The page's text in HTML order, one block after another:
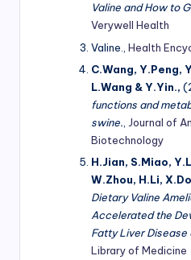
Valine and How to
Verywell Health
Valine., Health
C.Wang, Y.Peng,
L.Wang & Y.Yin.,
functions and
swine. Journal of
Biotechnology
H.Jian, S.Miao,
W.Zhou, H.Li,
Dietary Valine
Accelerated the
Fatty Liver Disease
Library of Medicine